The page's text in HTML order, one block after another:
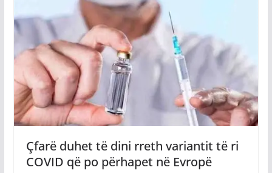
Çfarë duhet të dini rreth variantit të ri
COVID që po përhapet në Evropë